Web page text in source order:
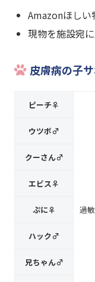
Amazonほし
現物を施設宛
皮膚病の子
ピーチ♀
過
ウツボ♂
クーさん♂
エビス♀
ぷに♀
ハック♂
兄ちゃん♂